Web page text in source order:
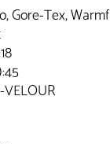
Gore-Tex,